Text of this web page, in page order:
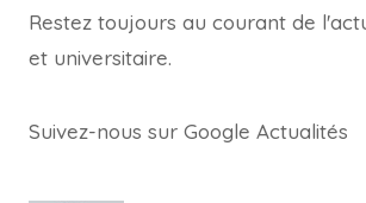
Restez toujours au courant de
et universitaire.
Suivez-nous sur Google Actualités